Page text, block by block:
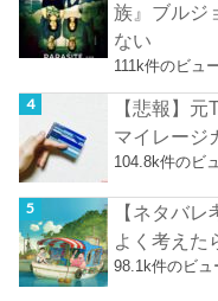
族』ブルジ
ない
111k件のビュ
【悲報】
マイレージ
104.8k件のビ
【ネタバ
よく考えた
98.1k件のビュ